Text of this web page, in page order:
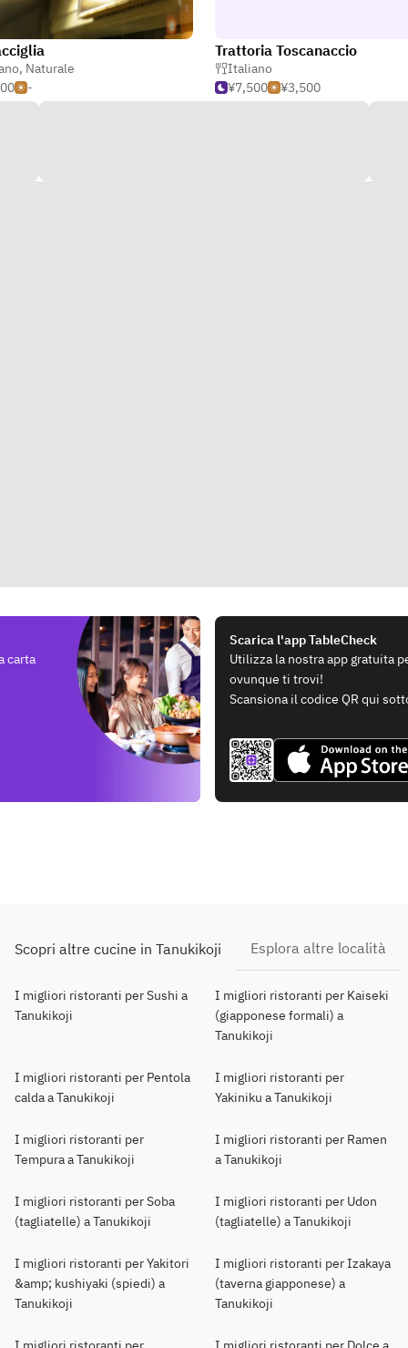
, Naturale
-
Trattoria Toscanaccio
Italiano
¥7,500
¥3,500
carta
Scarica l'app TableCheck
Utilizza la nostra app gratuita
ovunque ti trovi!
Scansiona il codice QR qui
Scopri altre cucine in Tanukikoji Esplora altre località
I migliori ristoranti per Sushi a
Tanukikoji
I migliori ristoranti per Kaiseki
(giapponese formali) a
Tanukikoji
I migliori ristoranti per Pentola
calda a Tanukikoji
I migliori ristoranti per
Yakiniku a Tanukikoji
I migliori ristoranti per
Tempura a Tanukikoji
I migliori ristoranti per Ramen
a Tanukikoji
I migliori ristoranti per Soba
(tagliatelle) a Tanukikoji
I migliori ristoranti per Udon
(tagliatelle) a Tanukikoji
I migliori ristoranti per Yakitori
&amp; kushiyaki (spiedi) a
Tanukikoji
I migliori ristoranti per Izakaya
(taverna giapponese) a
Tanukikoji